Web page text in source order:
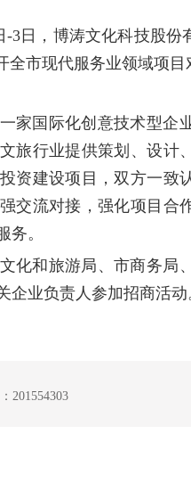
-3日，博涛文化科技股
全市现代服务业领域项
家国际化创意技术型企
旅行业提供策划、设计
资建设项目，双方一致
交流对接，强化项目合
务。
化和旅游局、市商务局
企业负责人参加招商活动
201554303